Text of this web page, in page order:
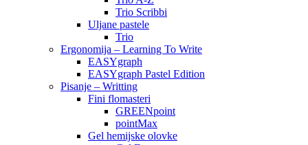
Trio Scribbi
Uljane pastele
Trio
Ergonomija – Learning To Write
EASYgraph
EASYgraph Pastel Edition
Pisanje – Writting
Fini flomasteri
GREENpoint
pointMax
Gel hemijske olovke